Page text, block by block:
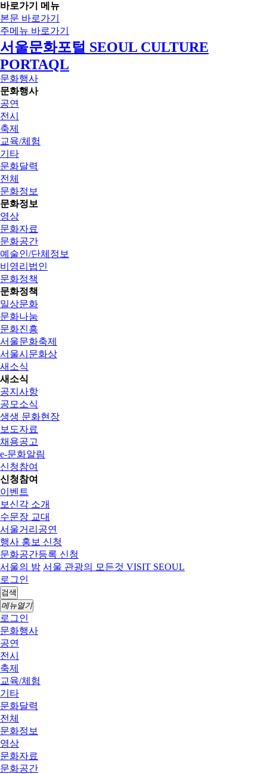
바로가기 메뉴
본문 바로가기
주메뉴 바로가기
서울문화포털 SEOUL CULTURE
PORTAQL
문화행사
문화행사
공연
전시
축제
교육/체험
기타
문화달력
전체
문화정보
문화정보
영상
문화자료
문화공간
예술인/단체정보
비영리법인
문화정책
문화정책
일상문화
문화나눔
문화진흥
서울문화축제
서울시문화상
새소식
새소식
공지사항
공모소식
생생 문화현장
보도자료
채용공고
e-문화알림
신청참여
신청참여
이벤트
보신각 소개
수문장 교대
서울거리공연
행사 홍보 신청
문화공간등록 신청
서울의 밤 서울 관광의 모든것 VISIT SEOUL
로그인
검색
메뉴열기
로그인
문화행사
공연
전시
축제
교육/체험
기타
문화달력
전체
문화정보
영상
문화자료
문화공간